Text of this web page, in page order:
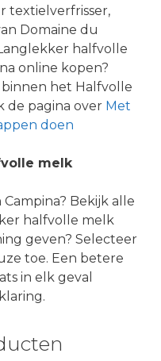
textielverfrisser,
Domaine du
halfvolle
online kopen?
het Halfvolle
de pagina over Met
doen
melk
Bekijk alle
halfvolle melk
geven? Selecteer
toe. Een betere
in elk geval